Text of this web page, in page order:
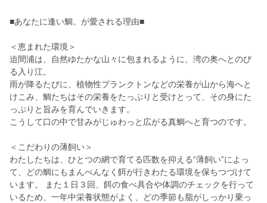
■あなたに逢い鯛。が愛される理由■
＜恵まれた環境＞
迫間浦は、自然ゆたかな山々に包まれるように、湾の奥へとのび
る入り江。
雨が降るたびに、植物性プランクトンなどの栄養が山から海へと
けこみ、鯛たちはその栄養をたっぷりと受けとって、その身にた
っぷりと旨みを育んでいきます。
こうして口の中で甘みがじゅわっと広がる真鯛へと育つのです。
＜こだわりの薄飼い＞
わたしたちは、ひとつの網で育てる匹数を抑える“薄飼い”によっ
て、どの鯛にもまんべんなく餌が行きわたる環境を保ちつづけて
います。 また１日３回、餌の食べ具合や体調のチェックを行って
いるため、一年中栄養状態がよく、どの季節も脂がしっかり乗っ